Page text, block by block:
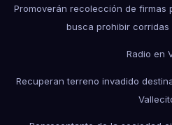
Promoverán recolección de firmas
busca prohibir corridas
Radio en
Recuperan terreno invadido